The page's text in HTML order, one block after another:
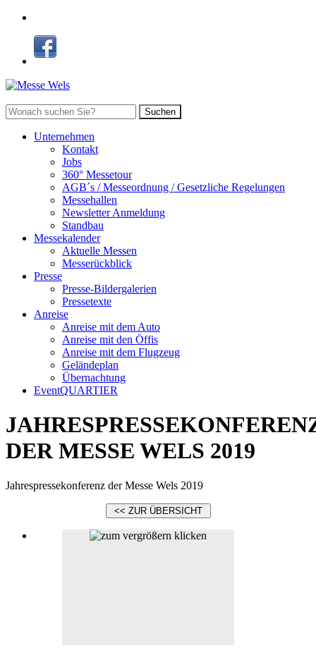
Suchen
Unternehmen
Kontakt
Jobs
360° Messetour
AGB´s / Messeordnung / Gesetzliche Regelungen
Messehallen
Newsletter Anmeldung
Standbau
Messekalender
Aktuelle Messen
Messerückblick
Presse
Presse-Bildergalerien
Pressetexte
Anreise
Anreise mit dem Auto
Anreise mit den Öffis
Anreise mit dem Flugzeug
Geländeplan
Übernachtung
EventQUARTIER
DER MESSE WELS 2019
Jahrespressekonferenz der Messe Wels 2019